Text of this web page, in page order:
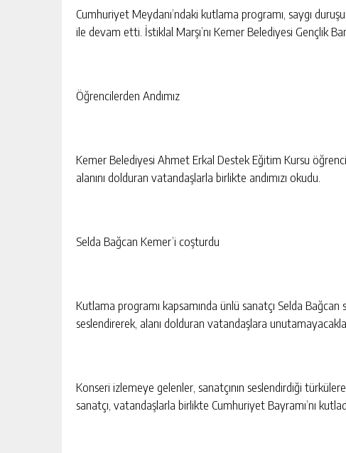
Cumhuriyet Meydanı’ndaki kutlama programı, saygı
ile devam etti. İstiklal Marşı’nı Kemer Belediyesi Gençlik
Öğrencilerden Andımız
Kemer Belediyesi Ahmet Erkal Destek Eğitim Kursu
alanını dolduran vatandaşlarla birlikte andımızı okudu.
Selda Bağcan Kemer’i coşturdu
Kutlama programı kapsamında ünlü sanatçı Selda Bağcan
seslendirerek, alanı dolduran vatandaşlara
Konseri izlemeye gelenler, sanatçının seslendirdiği
sanatçı, vatandaşlarla birlikte Cumhuriyet Bayramı’nı